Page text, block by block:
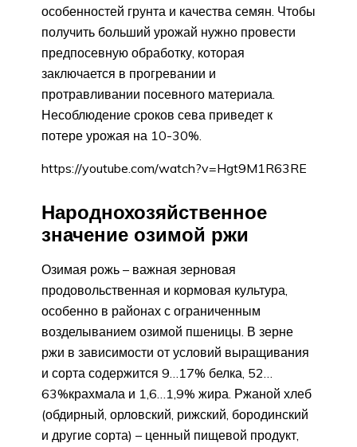
особенностей грунта и качества семян. Чтобы
получить больший урожай нужно провести
предпосевную обработку, которая
заключается в прогревании и
протравливании посевного материала.
Несоблюдение сроков сева приведет к
потере урожая на 10-30%.
https://youtube.com/watch?v=Hgt9M1R63RE
Народнохозяйственное
значение озимой ржи
Озимая рожь – важная зерновая
продовольственная и кормовая культура,
особенно в районах с ограниченным
возделыванием озимой пшеницы. В зерне
ржи в зависимости от условий выращивания
и сорта содержится 9…17% белка, 52…
63%крахмала и 1,6…1,9% жира. Ржаной хлеб
(обдирный, орловский, рижский, бородинский
и другие сорта) – ценный пищевой продукт,